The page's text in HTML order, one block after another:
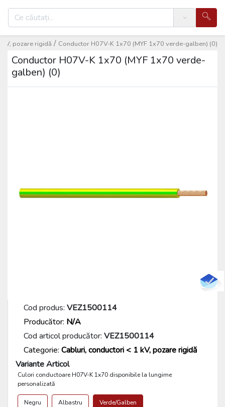
Search
Conductor H07V-K 1x70 (MYF 1x70 verde-galben) (0)
/
pozare rigidă
Conductor H07V-K 1x70 (MYF 1x70 verde-
galben) (0)
Cod produs: VEZ1500114
Producător: N/A
Cod articol producător: VEZ1500114
Categorie: Cabluri, conductori < 1 kV, pozare rigidă
Variante Articol
Culori conductoare H07V-K 1x70 disponibile la lungime
personalizată
Negru Albastru Verde/Galben